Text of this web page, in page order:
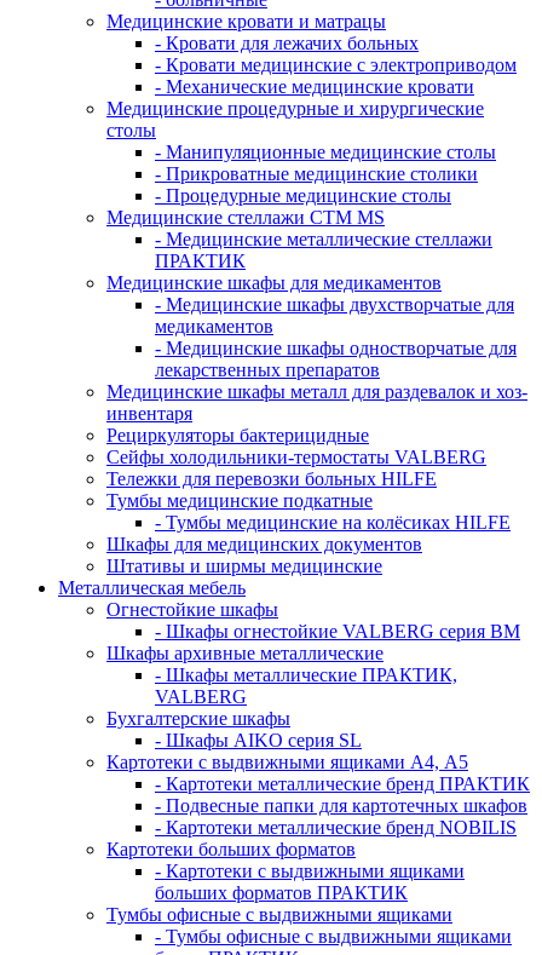
Медицинские кровати и матрацы
- Кровати для лежачих больных
- Кровати медицинские с электроприводом
- Механические медицинские кровати
Медицинские процедурные и хирургические
столы
- Манипуляционные медицинские столы
- Прикроватные медицинские столики
- Процедурные медицинские столы
Медицинские стеллажи CTM MS
- Медицинские металлические стеллажи
ПРАКТИК
Медицинские шкафы для медикаментов
- Медицинские шкафы двухстворчатые для
медикаментов
- Медицинские шкафы одностворчатые для
лекарственных препаратов
Медицинские шкафы металл для раздевалок и хоз-
инвентаря
Рециркуляторы бактерицидные
Сейфы холодильники-термостаты VALBERG
Тележки для перевозки больных HILFE
Тумбы медицинские подкатные
- Тумбы медицинские на колёсиках HILFE
Шкафы для медицинских документов
Штативы и ширмы медицинские
Металлическая мебель
Огнестойкие шкафы
- Шкафы огнестойкие VALBERG серия BM
Шкафы архивные металлические
- Шкафы металлические ПРАКТИК,
VALBERG
Бухгалтерские шкафы
- Шкафы AIKO серия SL
Картотеки с выдвижными ящиками А4, А5
- Картотеки металлические бренд ПРАКТИК
- Подвесные папки для картотечных шкафов
- Картотеки металлические бренд NOBILIS
Картотеки больших форматов
- Картотеки с выдвижными ящиками
больших форматов ПРАКТИК
Тумбы офисные с выдвижными ящиками
- Тумбы офисные с выдвижными ящиками